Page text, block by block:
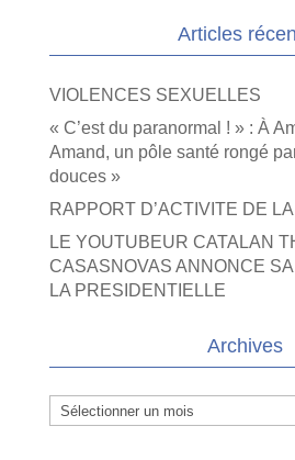
Articles
VIOLENCES SEXUELLES
« C’est du paranormal ! » : À
Amand, un pôle santé rongé
douces »
RAPPORT D’ACTIVITE DE
LE YOUTUBEUR CATALAN
CASASNOVAS ANNONCE
LA PRESIDENTIELLE
Archives
Archives